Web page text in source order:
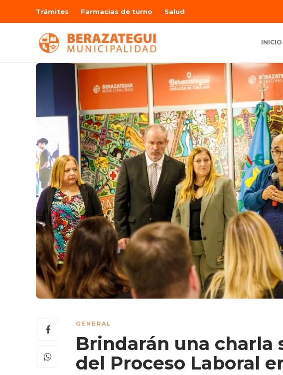
Trámites Farmacias de turno Salud
INICIO
GENERAL
Brindarán una charla
del Proceso Laboral